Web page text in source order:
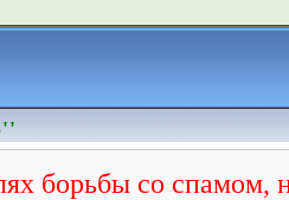
борьбы со спамом,